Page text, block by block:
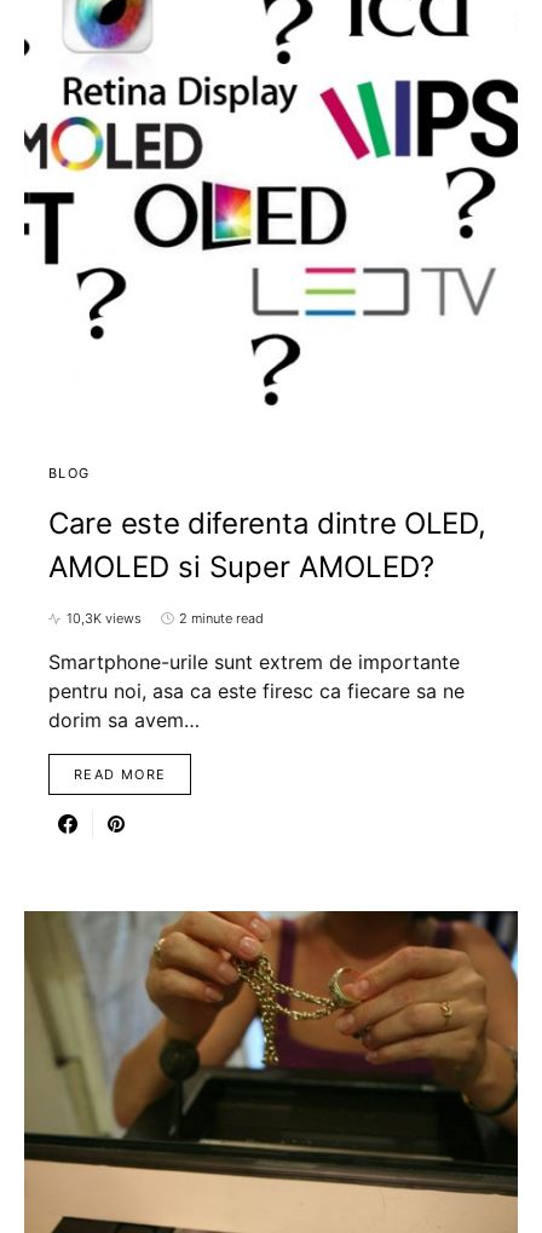
BLOG
Care este diferenta dintre OLED,
AMOLED si Super AMOLED?
10,3K views 2 minute read
Smartphone-urile sunt extrem de importante
pentru noi, asa ca este firesc ca fiecare sa ne
dorim sa avem…
READ MORE